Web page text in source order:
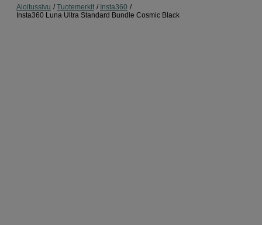
Aloitussivu Tuotemerkit
Insta360
Insta360 Luna Ultra Standard Bundle Cosmic Black